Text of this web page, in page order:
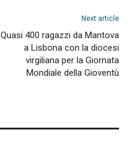
Next article
Quasi 400 ragazzi da Mantova
a Lisbona con la diocesi
virgiliana per la Giornata
Mondiale della Gioventù